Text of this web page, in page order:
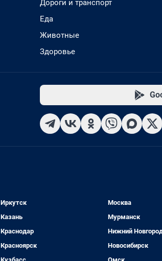
Дороги и транспорт
Еда
Животные
Здоровье
Иркутск
Казань
Краснодар
Красноярск
Москва
Мурманск
Нижний
Новосибирск